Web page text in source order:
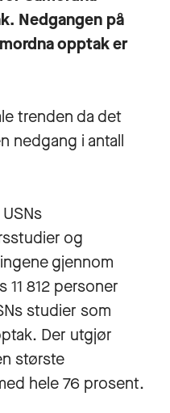
Nedgangen på
opptak er
trenden da det
nedgang i antall
og
gjennom
812 personer
studier som
Der utgjør
største
hele 76 prosent.